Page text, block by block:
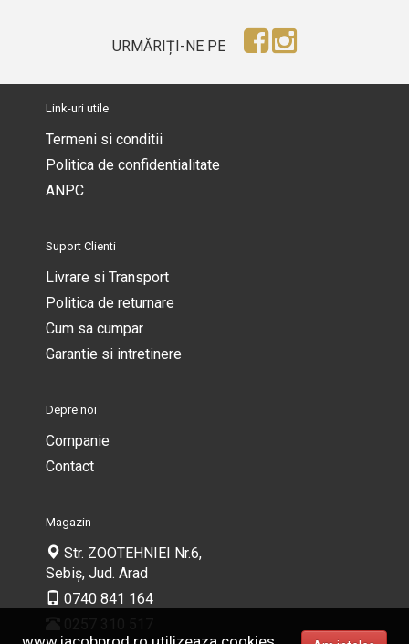
URMĂRIȚI-NE PE
Link-uri utile
Termeni si conditii
Politica de confidentialitate
ANPC
Suport Clienti
Livrare si Transport
Politica de returnare
Cum sa cumpar
Garantie si intretinere
Depre noi
Companie
Contact
Magazin
Str. ZOOTEHNIEI Nr.6,
Sebiș, Jud. Arad
0740 841 164